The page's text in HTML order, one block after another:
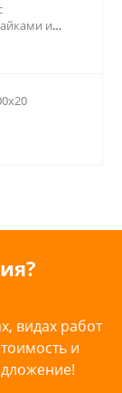
и
видах работ
и